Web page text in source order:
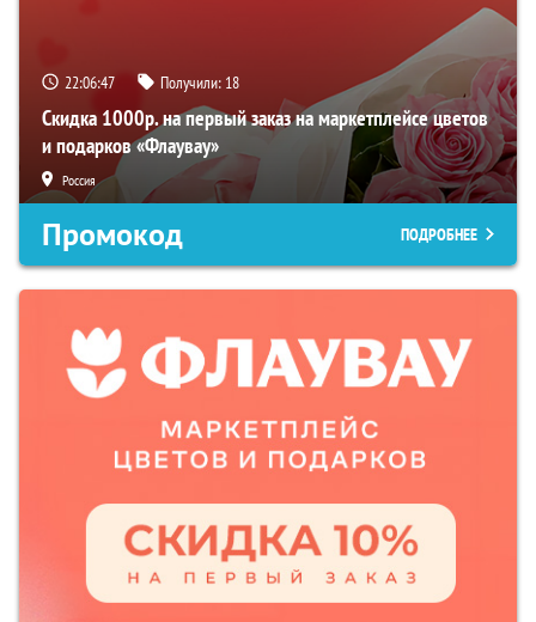
22:06:46 Получили: 18
Скидка 1000р. на первый заказ на маркетплейсе цветов
и подарков «Флаувау»
Россия
Промокод ПОДРОБНЕЕ